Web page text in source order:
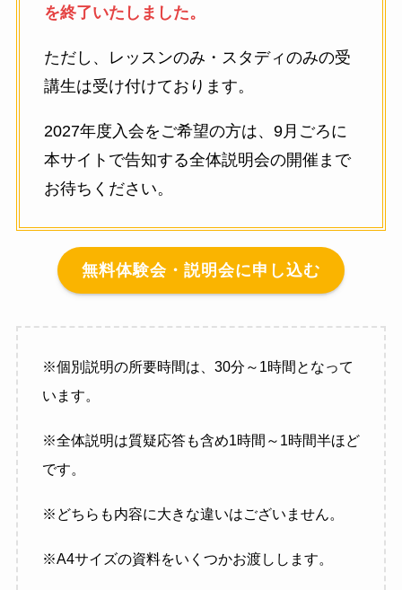
を終了いたしました。
ただし、レッスンのみ・スタディのみの受
講生は受け付けております。
2027年度入会をご希望の方は、9月ごろに
本サイトで告知する全体説明会の開催まで
お待ちください。
無料体験会・説明会に申し込む
※個別説明の所要時間は、30分～1時間となって
います。
※全体説明は質疑応答も含め1時間～1時間半ほど
です。
※どちらも内容に大きな違いはございません。
※A4サイズの資料をいくつかお渡しします。